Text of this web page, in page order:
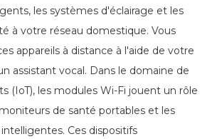
les systèmes d'éclairage et les
à votre réseau domestique. Vous
appareils à distance à l'aide de votre
assistant vocal. Dans le domaine de
(IoT), les modules Wi-Fi jouent un rôle
de santé portables et les
Ces dispositifs